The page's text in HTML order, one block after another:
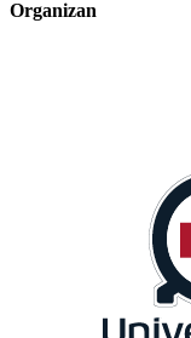
Organizan